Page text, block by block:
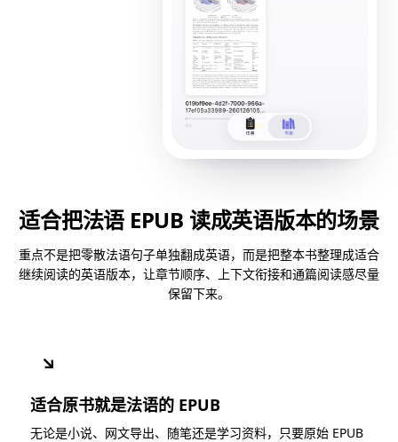
适合把法语 EPUB 读成英语版本的场景
重点不是把零散法语句子单独翻成英语，而是把整本书整理成适合
继续阅读的英语版本，让章节顺序、上下文衔接和通篇阅读感尽量
保留下来。
↘
适合原书就是法语的 EPUB
无论是小说、网文导出、随笔还是学习资料，只要原始 EPUB